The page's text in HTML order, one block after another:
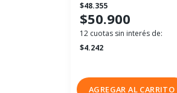
$48.355
$50.900
12 cuotas sin interés de:
$4.242
AGREGAR AL CARRITO